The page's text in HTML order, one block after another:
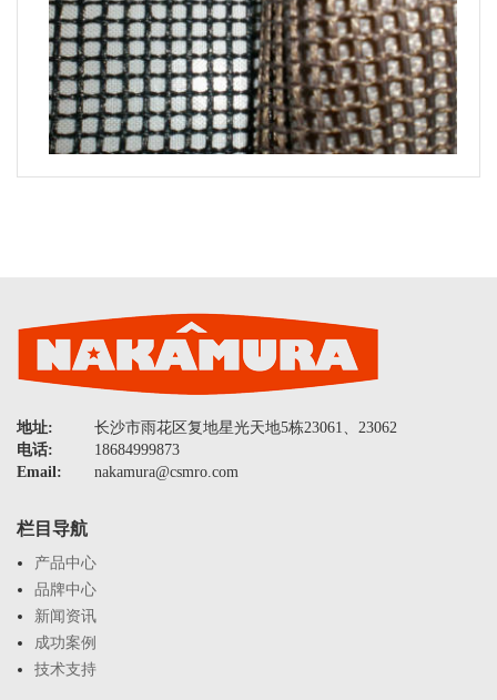
地址:
长沙市雨花区复地星光天地5栋23061、23062
电话:
18684999873
Email:
nakamura@csmro.com
栏目导航
产品中心
品牌中心
新闻资讯
成功案例
技术支持